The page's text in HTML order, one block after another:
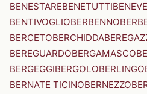
BENESTAREBENETUTTI
BENTIVOGLIOBERBENNO
BERCETOBERCHIDDA
BEREGUARDOBERGAMASCO
BERGEGGIBERGOLOBERLINGO
BERNATE TICINOBERNEZZO